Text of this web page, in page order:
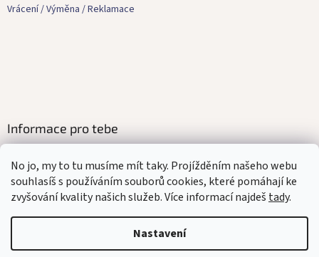
No jo, my to tu musíme mít taky. Projížděním našeho webu
souhlasíš s používáním souborů cookies, které pomáhají ke
zvyšování kvality našich služeb. Více informací najdeš tady.
Nastavení
Vrácení / Výměna / Reklamace
Informace pro tebe
Obchodní podmínky
Ochrana osobních údajů